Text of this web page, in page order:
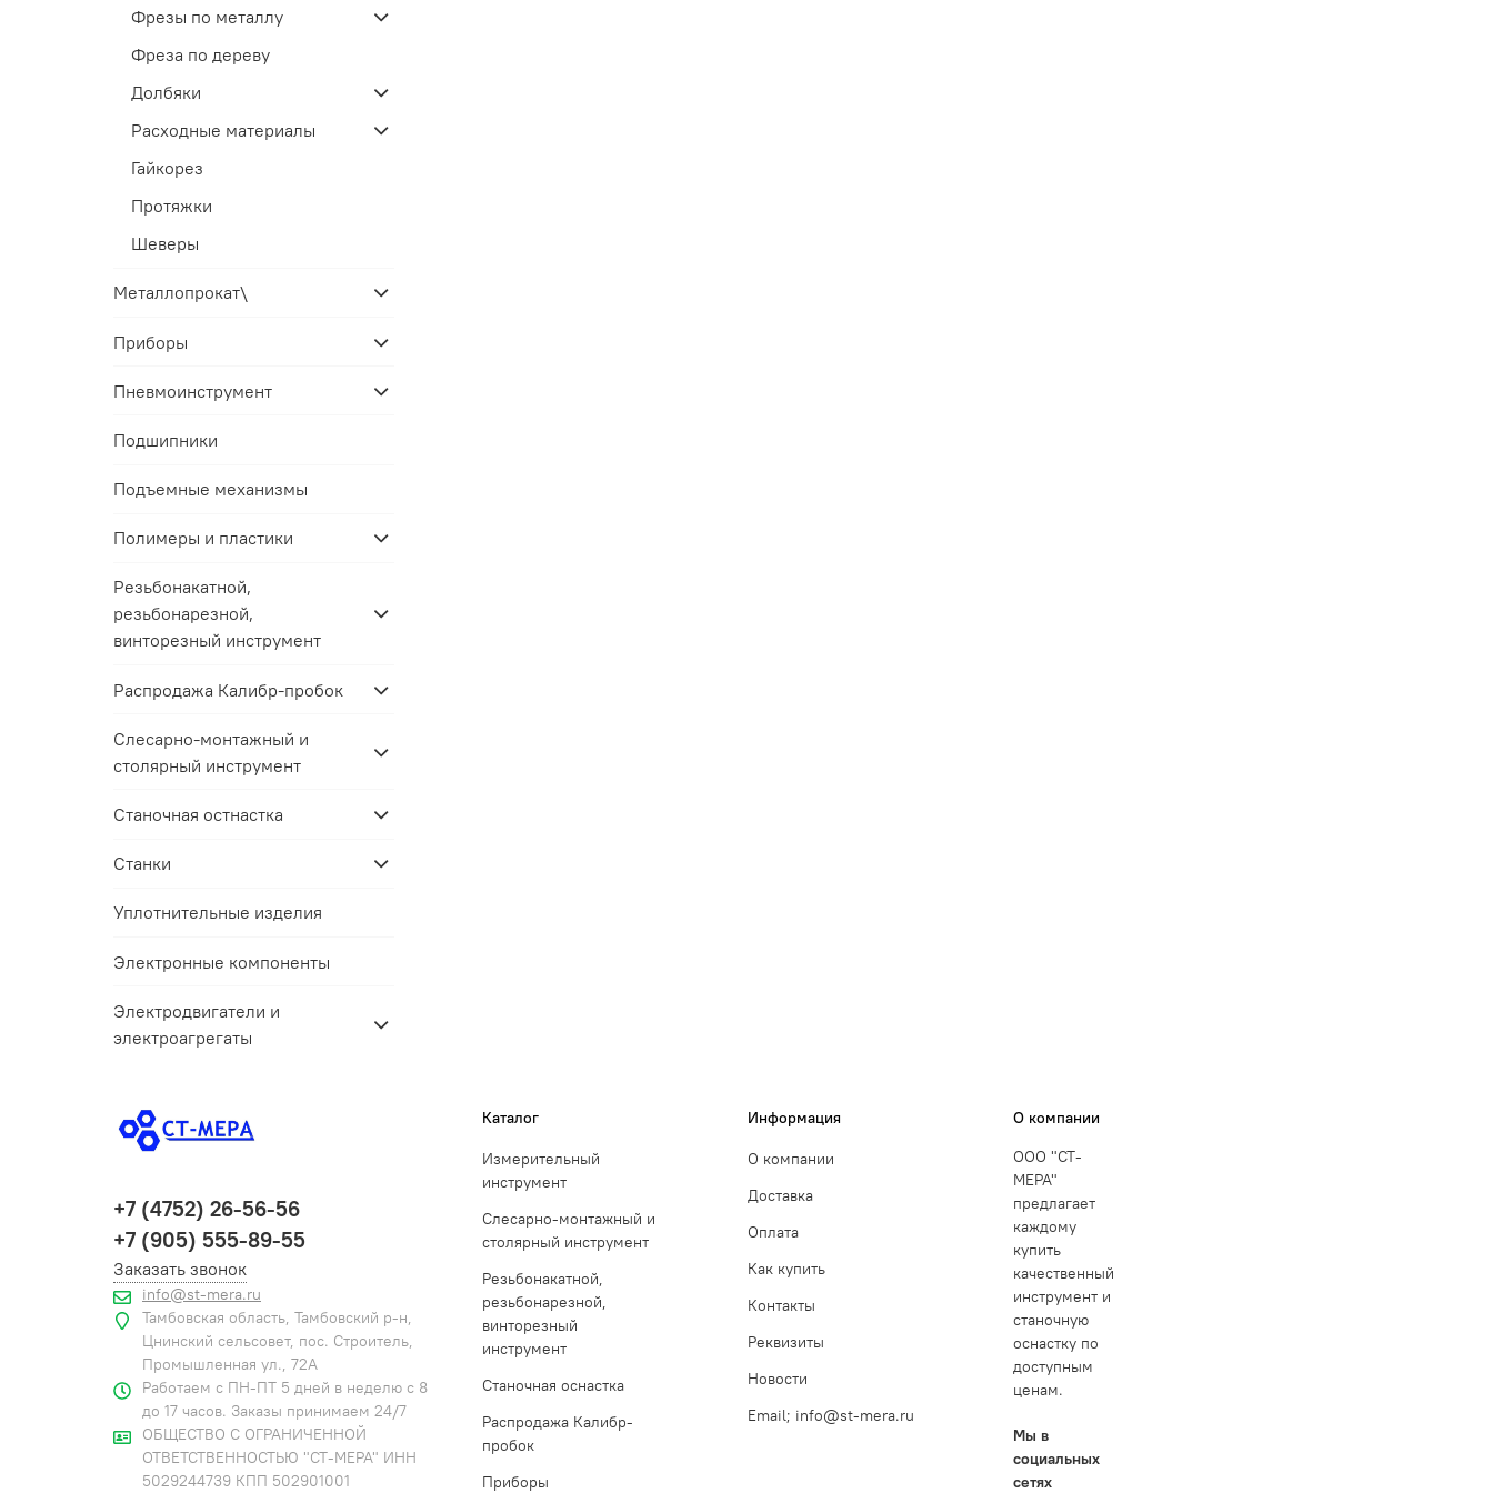
Фрезы по металлу
Фреза по дереву
Долбяки
Расходные материалы
Гайкорез
Протяжки
Шеверы
Металлопрокат\
Приборы
Пневмоинструмент
Подшипники
Подъемные механизмы
Полимеры и пластики
Резьбонакатной,
резьбонарезной,
винторезный инструмент
Распродажа Калибр-пробок
Слесарно-монтажный и
столярный инструмент
Станочная остнастка
Станки
Уплотнительные изделия
Электронные компоненты
Электродвигатели и
электроагрегаты
Каталог
Измерительный
инструмент
Слесарно-монтажный и
столярный инструмент
Резьбонакатной,
резьбонарезной,
винторезный
инструмент
Станочная оснастка
Распродажа Калибр-
пробок
Приборы
Информация
О компании
Доставка
Оплата
Как купить
Контакты
Реквизиты
Новости
Email; info@st-mera.ru
О компании
ООО "СТ-
МЕРА"
предлагает
каждому
купить
качественный
инструмент и
станочную
оснастку по
доступным
ценам.
Мы в
социальных
сетях
+7 (4752) 26-56-56
+7 (905) 555-89-55
Заказать звонок
info@st-mera.ru
Тамбовская область, Тамбовский р-н,
Цнинский сельсовет, пос. Строитель,
Промышленная ул., 72А
Работаем с ПН-ПТ 5 дней в неделю с 8
до 17 часов. Заказы принимаем 24/7
ОБЩЕСТВО С ОГРАНИЧЕННОЙ
ОТВЕТСТВЕННОСТЬЮ "СТ-МЕРА" ИНН
5029244739 КПП 502901001